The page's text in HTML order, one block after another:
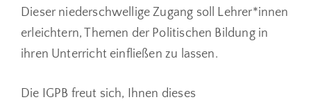
Dieser niederschwellige Zugang soll Lehrer*innen
erleichtern, Themen der Politischen Bildung in
ihren Unterricht einfließen zu lassen.
Die IGPB freut sich, Ihnen dieses